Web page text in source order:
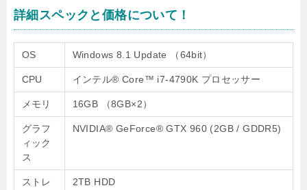
詳細スペックと価格について！
OS Windows 8.1 Update （64bit）
CPU インテル® Core™ i7-4790K プロセッサー
メモリ 16GB （8GB×2）
グラフ
ィック
ス
NVIDIA® GeForce® GTX 960 (2GB / GDDR5)
ストレ
2TB HDD